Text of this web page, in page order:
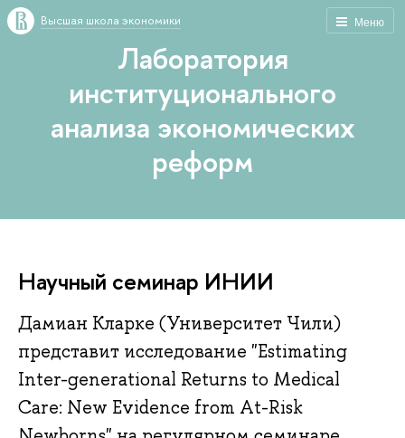
Меню
Высшая школа экономики
Лаборатория
институционального
анализа экономических
реформ
Научный семинар ИНИИ
Дамиан Кларке (Университет Чили)
представит исследование "Estimating
Inter-generational Returns to Medical
Care: New Evidence from At-Risk